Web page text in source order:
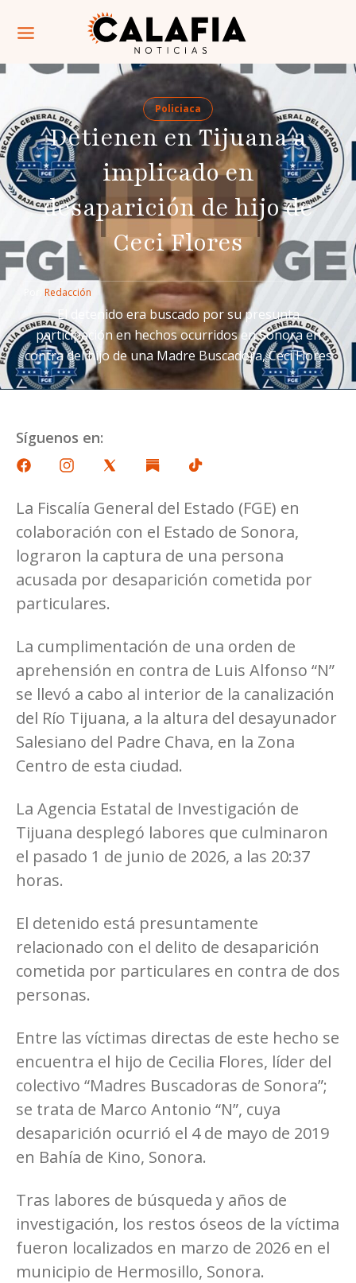
Policiaca
Detienen en Tijuana a
implicado en
desaparición de hijo de
Ceci Flores
Redacción
El detenido era buscado por su presunta
participación en hechos ocurridos en Sonora en
contra del hijo de una Madre Buscadora, Ceci Flores
Síguenos en:
La Fiscalía General del Estado (FGE) en
colaboración con el Estado de Sonora,
lograron la captura de una persona
acusada por desaparición cometida por
particulares.
La cumplimentación de una orden de
aprehensión en contra de Luis Alfonso “N”
se llevó a cabo al interior de la canalización
del Río Tijuana, a la altura del desayunador
Salesiano del Padre Chava, en la Zona
Centro de esta ciudad.
La Agencia Estatal de Investigación de
Tijuana desplegó labores que culminaron
el pasado 1 de junio de 2026, a las 20:37
horas.
El detenido está presuntamente
relacionado con el delito de desaparición
cometida por particulares en contra de dos
personas.
Entre las víctimas directas de este hecho se
encuentra el hijo de Cecilia Flores, líder del
colectivo “Madres Buscadoras de Sonora”;
se trata de Marco Antonio “N”, cuya
desaparición ocurrió el 4 de mayo de 2019
en Bahía de Kino, Sonora.
Tras labores de búsqueda y años de
investigación, los restos óseos de la víctima
fueron localizados en marzo de 2026 en el
municipio de Hermosillo, Sonora.